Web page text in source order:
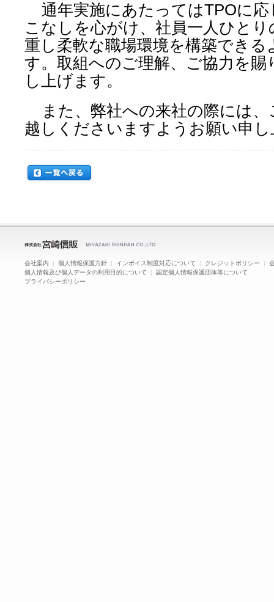
通年実施にあたってはTPOに応
こなしを心がけ、社員一人ひと
重し柔軟な職場環境を構築でき
す。取組へのご理解、ご協力を
し上げます。
また、弊社への来社の際には、
越しくださいますようお願い申
会社案内 | 個人情報保護方針 | インボイス制度対応について | クレジットポリシー |
個人情報及び個人データの利用目的について | 認定個人情報保護団体等について
プライバシーポリシー